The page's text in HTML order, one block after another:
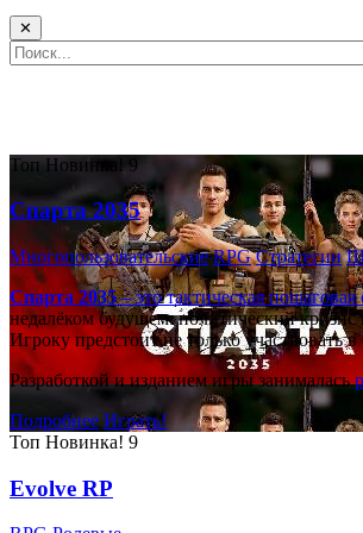
✕
Топ Новинка! 9
Спарта 2035
Многопользовательские RPG Стратегии
Спарта 2035– это тактическаяпошаговая
недалёком будущем: политический
Игроку предстоит не только участвовать
Разработкой и изданием игры занималась
Подробнее Играть!
Топ Новинка! 9
Evolve RP